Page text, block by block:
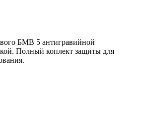
БМВ 5 антигравийной
Полный коплект защиты для